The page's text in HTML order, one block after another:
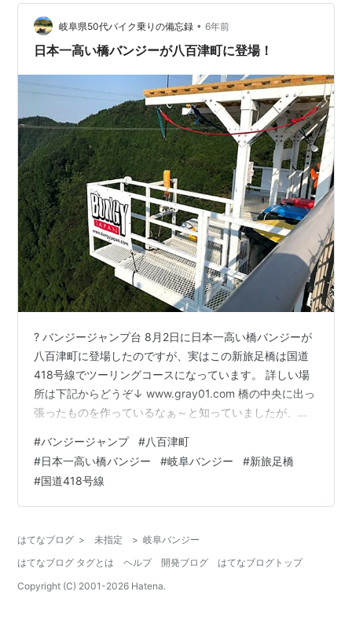
リスマス🎄 昨年、最後にもう一度ブログを更新するつも
りでいました💻️が、あれよあれよという間に2020年が終
わってしまっていました😅せっかくご馳走を用意して食
岐阜県50代バイク乗りの備忘録 • 6年前
日本一高い橋バンジーが八百津町に登場！
? バンジージャンプ台 8月2日に日本一高い橋バンジーが
八百津町に登場したのですが、実はこの新旅足橋は国道
418号線でツーリングコースになっています。 詳しい場
所は下記からどうぞ↓ www.gray01.com 橋の中央に出っ
張ったものを作っているなぁ～と知っていましたが、工
ったことがないですが、下の川まで高さ215mって想像を
超える高さからのジャンプじゃないですか！ 絶対にやろ
うとは思えません・・・場所はこんな感じです・・・ 橋
からの景色 高さは分かるかな？眼下に森が見えるっ
高さは半分程…
#バンジージャンプ #八百津町
#日本一高い橋バンジー #岐阜バンジー #新旅足橋
#国道418号線
はてなブログ > 未指定 > 岐阜バンジー
はてなブログ タグとは
ヘルプ 開発ブログ
はてなブログトップ
Copyright (C) 2001-2026 Hatena.